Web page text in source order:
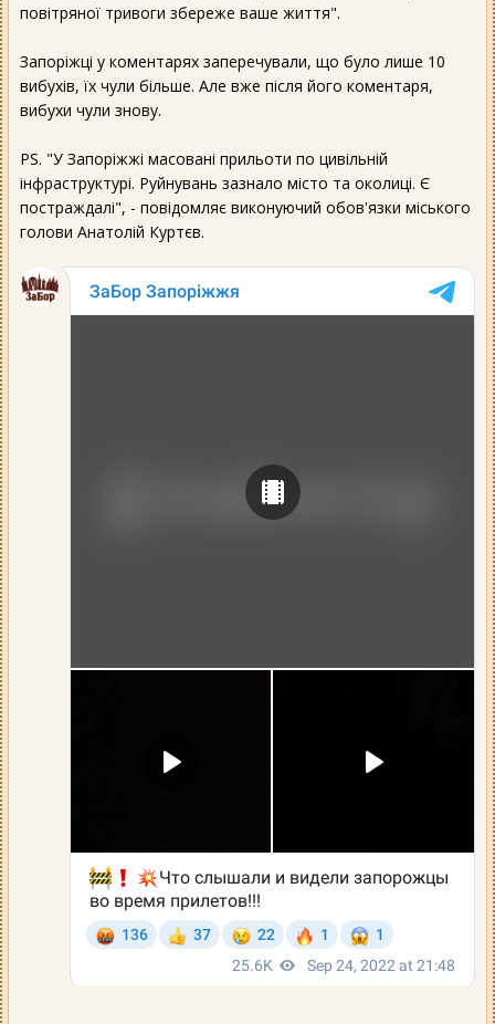
повітряної тривоги збереже ваше життя".
Запоріжці у коментарях заперечували, що було лише 10
вибухів, їх чули більше. Але вже після його коментаря,
вибухи чули знову.
PS. "У Запоріжжі масовані прильоти по цивільній
інфраструктурі. Руйнувань зазнало місто та околиці. Є
постраждалі", - повідомляє виконуючий обов'язки міського
голови Анатолій Куртєв.